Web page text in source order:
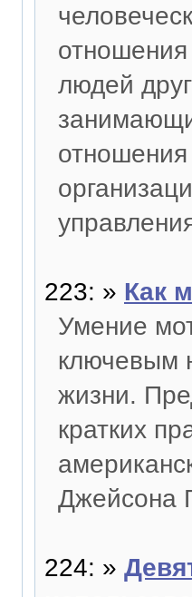
отношения
людей
отношения
223: » Как
Умение
ключевым
жизни.
кратких
Джейсона
224: »